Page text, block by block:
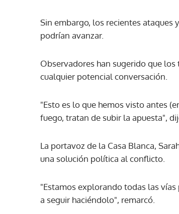
Sin embargo, los recientes ataques
podrían avanzar.
Observadores han sugerido que
cualquier potencial conversación.
"Esto es lo que hemos visto antes
fuego, tratan de subir la apuesta",
La portavoz de la Casa Blanca,
una solución política al conflicto.
"Estamos explorando todas las
a seguir haciéndolo", remarcó.